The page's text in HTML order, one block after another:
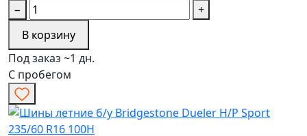
−
+
В корзину
Под заказ ~1 дн.
С пробегом